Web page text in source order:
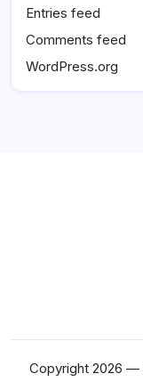
Entries feed
Comments feed
WordPress.org
Copyright 2026 —